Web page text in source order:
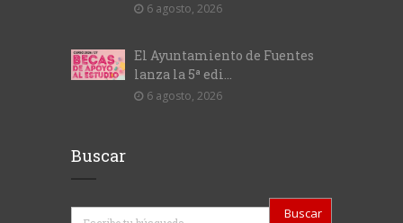
6 agosto, 2026
El Ayuntamiento de Fuentes
lanza la 5ª edi...
6 agosto, 2026
Buscar
Buscar